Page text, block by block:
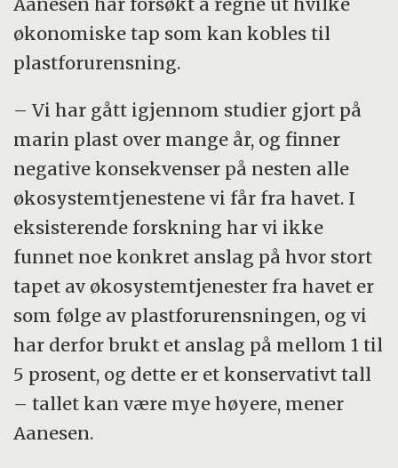
økonomiske tap som kan kobles til
plastforurensning.
– Vi har gått igjennom studier gjort på
marin plast over mange år, og finner
negative konsekvenser på nesten alle
økosystemtjenestene vi får fra havet. I
eksisterende forskning har vi ikke
funnet noe konkret anslag på hvor stort
tapet av økosystemtjenester fra havet er
som følge av plastforurensningen, og vi
har derfor brukt et anslag på mellom 1 til
5 prosent, og dette er et konservativt tall
– tallet kan være mye høyere, mener
Aanesen.